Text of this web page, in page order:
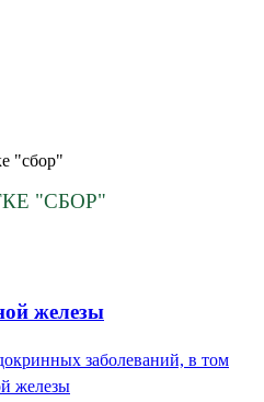
"сбор"
"СБОР"
железы
заболеваний, в том
железы